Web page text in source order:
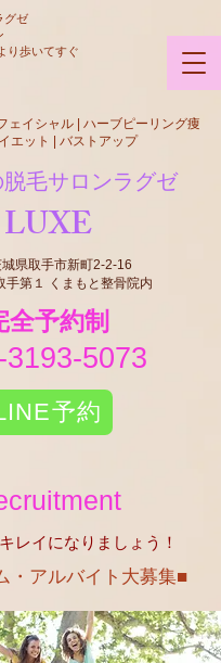
県取手市新町2-2-16
手第１ くまもと整骨院内
全予約制
3193-5073
グゼ
り歩いてすぐ
予約
ェイシャル | ハーブピーリング痩
エット | バストアップ
毛サロンラグゼ
LUXE
レイになりましょう！
・アルバイト大募集■